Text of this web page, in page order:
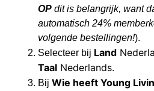
OP dit is belangrijk, want
automatisch 24%
volgende bestellingen!).
Selecteer bij Land
Taal Nederlands.
Bij Wie heeft Young